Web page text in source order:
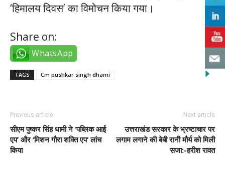
‘हिमालय दिवस’ का विमोचन किया गया।
Share on:
WhatsApp
TAGS Cm pushkar singh dhami
Previous article
सीएम पुष्कर सिंह धामी ने ‘पब्लिक आई
एप’ और ‘मिशन गौरा शक्ति एप’ लांच
किया
Next article
उत्तराखंड सरकार के भ्रष्टाचार पर
लगाम लगाने की बेबी रानी मौर्य को मिली
सजा:-हरीश रावत